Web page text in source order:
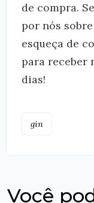
de compra.
por nós
esqueça de
para receber
dias!
gin
Você